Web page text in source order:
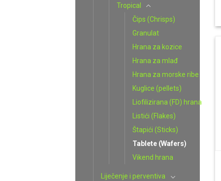
Tropical
Čips (Chrisps)
Granulat
Hrana za kozice
Hrana za mlađ
Hrana za morske ribe
Kuglice (pellets)
Liofilizirana (FD) hrana
Listići (Flakes)
Štapići (Sticks)
Tablete (Wafers)
Vikend hrana
Liječenje i perventiva